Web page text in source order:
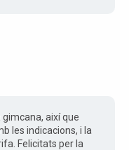
així que
les indicacions, i la
Felicitats per la